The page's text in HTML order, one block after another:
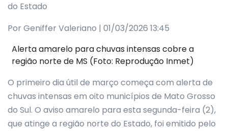
do Estado
Por Geniffer Valeriano | 01/03/2026 13:45
Alerta amarelo para chuvas intensas cobre a
região norte de MS (Foto: Reprodução Inmet)
O primeiro dia útil de março começa com alerta de
chuvas intensas em oito municípios de Mato Grosso
do Sul. O aviso amarelo para esta segunda-feira (2),
que atinge a região norte do Estado, foi emitido pelo